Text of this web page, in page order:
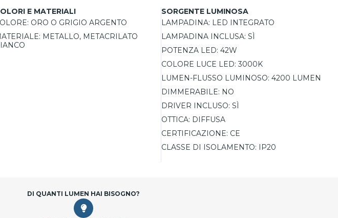
sorgente luminosa LED integrata da
ambienti interni come ingressi, soggiorni o cucine. Non dimmerabile, questa
e caratterizzata da un ottimo rapporto qualità-prezzo, è garantita 5
E MATERIALI
ORO O GRIGIO ARGENTO
METALLO, METACRILATO
SORGENTE LUMINOSA
LAMPADINA: LED INTEGRATO
LAMPADINA INCLUSA: SÌ
POTENZA LED: 42W
COLORE LUCE LED: 3000K
LUMEN-FLUSSO LUMINOSO: 4200 LUMEN
DIMMERABILE: NO
DRIVER INCLUSO: SÌ
OTTICA: DIFFUSA
CERTIFICAZIONE: CE
CLASSE DI ISOLAMENTO: IP20
DI QUANTI LUMEN HAI BISOGNO?